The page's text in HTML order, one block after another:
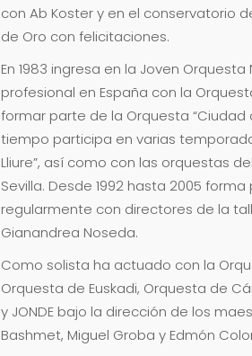
con Ab Koster y en el conservatorio
de Oro con felicitaciones.
En 1983 ingresa en la Joven
profesional en España con la
formar parte de la Orquesta “Ciudad
tiempo participa en varias
Lliure”, así como con las orquestas
Sevilla. Desde 1992 hasta 2005
regularmente con directores de la
Gianandrea Noseda.
Como solista ha actuado con la
Orquesta de Euskadi, Orquesta de
y JONDE bajo la dirección de los
Bashmet, Miguel Groba y Edmón